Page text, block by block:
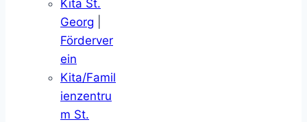
Kita St.
Georg
Förderver
ein
Kita/Famil
ienzentru
m St.